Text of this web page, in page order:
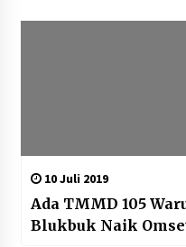
10 Juli 2019
Ada TMMD 105
Blukbuk Naik